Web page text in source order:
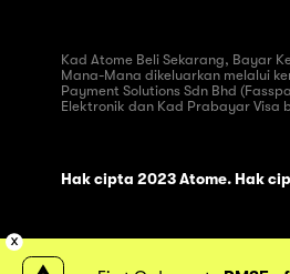
Kad Atome Beli Sekarang, Bayar
Mana-Mana dikeluarkan melalui
Payment Solutions Sdn Bhd
Elektronik dan Kad Prabayar Visa
Hak cipta 2023 Atome. Hak